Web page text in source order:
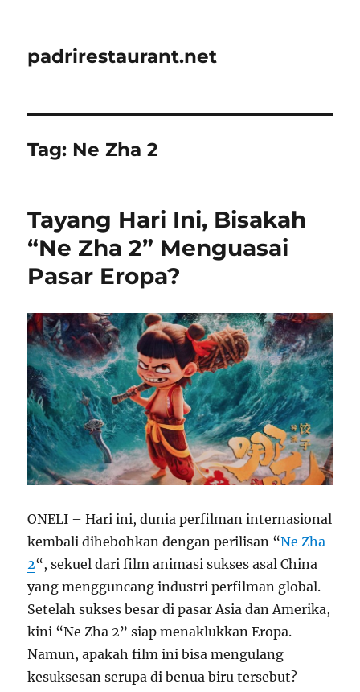
padrirestaurant.net
Tag: Ne Zha 2
Tayang Hari Ini, Bisakah
“Ne Zha 2” Menguasai
Pasar Eropa?
ONELI – Hari ini, dunia perfilman internasional
kembali dihebohkan dengan perilisan “Ne Zha
2“, sekuel dari film animasi sukses asal China
yang mengguncang industri perfilman global.
Setelah sukses besar di pasar Asia dan Amerika,
kini “Ne Zha 2” siap menaklukkan Eropa.
Namun, apakah film ini bisa mengulang
kesuksesan serupa di benua biru tersebut?